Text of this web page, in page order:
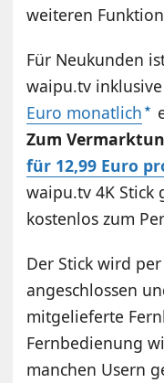
weiteren
Für Neukunden
waipu.tv
Euro monatlich
Zum
für 12,99 Euro
waipu.tv 4K Stick
kostenlos zum
Der Stick wird
angeschlossen
mitgelieferte
Fernbedienung
manchen Usern